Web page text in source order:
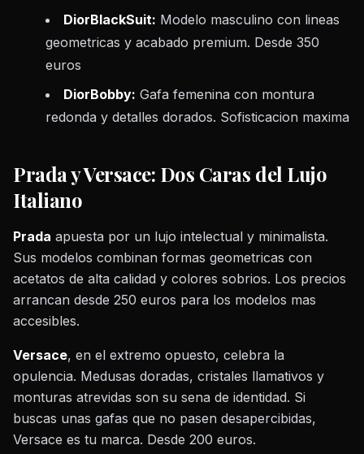
DiorBlackSuit: Modelo masculino con lineas
geometricas y acabado premium. Desde 350
euros
DiorBobby: Gafa femenina con montura
redonda y detalles dorados. Sofisticacion maxima
Prada y Versace: Dos Caras del Lujo
Italiano
Prada apuesta por un lujo intelectual y minimalista.
Sus modelos combinan formas geometricas con
acetatos de alta calidad y colores sobrios. Los precios
arrancan desde 250 euros para los modelos mas
accesibles.
Versace, en el extremo opuesto, celebra la
opulencia. Medusas doradas, cristales llamativos y
monturas atrevidas son su sena de identidad. Si
buscas unas gafas que no pasen desapercibidas,
Versace es tu marca. Desde 200 euros.